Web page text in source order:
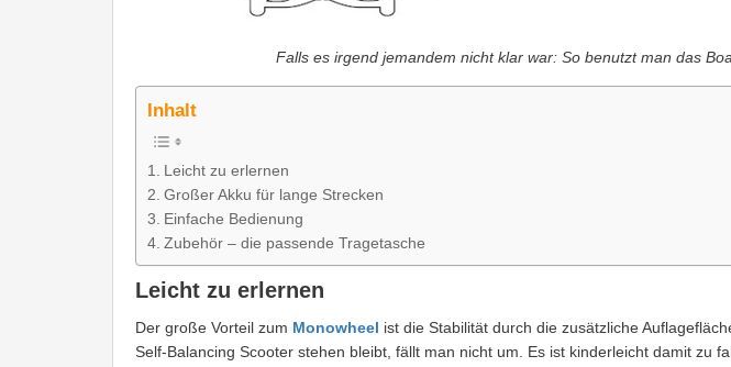
Falls es irgend jemandem nicht klar war: So benutzt man das
Inhalt
Leicht zu erlernen
Großer Akku für lange Strecken
Einfache Bedienung
Zubehör – die passende Tragetasche
Leicht zu erlernen
Der große Vorteil zum Monowheel ist die Stabilität durch die zusätzliche
Self-Balancing Scooter stehen bleibt, fällt man nicht um. Es ist kinderleicht damit zu